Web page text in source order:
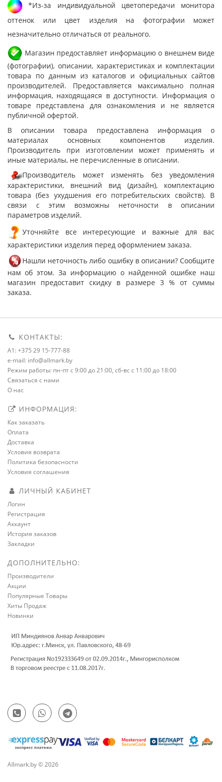
*Из-за индивидуальной цветопередачи монитора
оттенок или цвет изделия на фотографии может
незначительно отличаться от реального.
Магазин предоставляет информацию о внешнем виде
(фотографии), описании, характеристиках и комплектации
товара по данным из каталогов и официальных сайтов
производителей. Предоставляется максимально полная
информация, находящаяся в доступности. Информация о
товаре представлена для ознакомления и не является
публичной офертой.
В описании товара предоставлена информация о
материалах основных компонентов изделия.
Производитель при изготовлении может применять и
иные материалы, не перечисленные в описании.
Производитель может изменять без уведомления
характеристики, внешний вид (дизайн), комплектацию
товара (без ухудшения его потребительских свойств). В
связи с этим возможны неточности в описании
параметров изделий.
Уточняйте все интересующие и важные для вас
характеристики изделия перед оформлением заказа.
Нашли неточность либо ошибку в описании? Сообщите
нам об этом. За информацию о найденной ошибке наш
магазин предоставит скидку в размере 3 % от суммы
заказа.
КОНТАКТЫ:
A1: +375 29 15-777-88
e-mail: info@allmark.by
Режим работы: пн-пт с 9:00 до 21:00, сб-вс с 11:00 до 18:00
Связаться с нами
О нас
ИНФОРМАЦИЯ:
Как заказать
Оплата
Доставка
Условия возврата
Политика безопасности
Условия соглашения
ЛИЧНЫЙ КАБИНЕТ
Логин
Регистрация
Аккаунт
История заказов
Закладки
ДОПОЛНИТЕЛЬНО:
Производители
Акции
Популярные Товары
Хиты Продаж
Новинки
Allmark.by © 2026